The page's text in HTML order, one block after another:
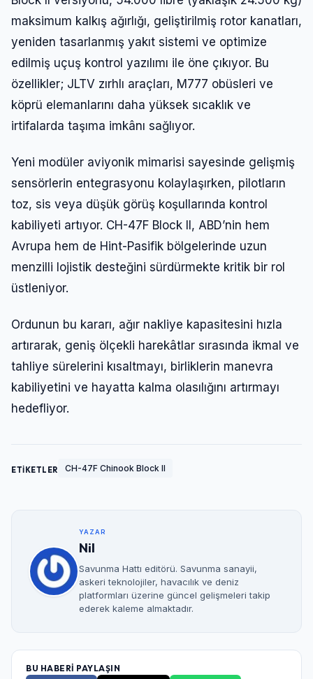
maksimum kalkış ağırlığı, geliştirilmiş rotor kanatları,
yeniden tasarlanmış yakıt sistemi ve optimize
edilmiş uçuş kontrol yazılımı ile öne çıkıyor. Bu
özellikler; JLTV zırhlı araçları, M777 obüsleri ve
köprü elemanlarını daha yüksek sıcaklık ve
irtifalarda taşıma imkânı sağlıyor.
Yeni modüler aviyonik mimarisi sayesinde gelişmiş
sensörlerin entegrasyonu kolaylaşırken, pilotların
toz, sis veya düşük görüş koşullarında kontrol
kabiliyeti artıyor. CH-47F Block II, ABD’nin hem
Avrupa hem de Hint-Pasifik bölgelerinde uzun
menzilli lojistik desteğini sürdürmekte kritik bir rol
üstleniyor.
Ordunun bu kararı, ağır nakliye kapasitesini hızla
artırarak, geniş ölçekli harekâtlar sırasında ikmal ve
tahliye sürelerini kısaltmayı, birliklerin manevra
kabiliyetini ve hayatta kalma olasılığını artırmayı
hedefliyor.
ETİKETLER CH-47F Chinook Block II
YAZAR
Nil
Savunma Hattı editörü. Savunma sanayii,
askeri teknolojiler, havacılık ve deniz
platformları üzerine güncel gelişmeleri takip
ederek kaleme almaktadır.
BU HABERİ PAYLAŞIN